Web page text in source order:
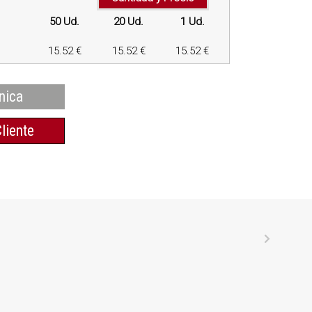
50 Ud.
20 Ud. 1 Ud.
15.52 € 15.52 € 15.52 €